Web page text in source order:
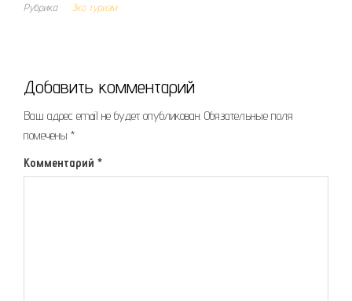
Рубрика Эко туризм
Добавить комментарий
Ваш адрес email не будет опубликован. Обязательные поля
помечены *
Комментарий *